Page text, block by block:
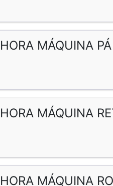
HORA MÁQUINA
HORA MÁQUINA
HORA MÁQUINA